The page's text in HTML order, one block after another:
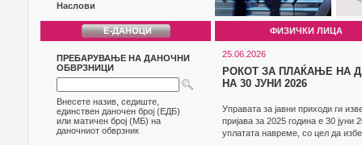
Наслови
ФИЗИЧКИ ЛИЦА
ПРЕБАРУВАЊЕ НА ДАНОЧНИ
ОБВРЗНИЦИ
Внесете назив, седиште,
единствен даночен број (ЕДБ)
или матичен број (МБ) на
даночниот обврзник
25.06.2026
РОКОТ ЗА ПЛАЌАЊЕ НА
НА 30 ЈУНИ 2026
Управата за јавни приходи ги
пријава за 2025 година е 30 јуни
уплатата навреме, со цел да